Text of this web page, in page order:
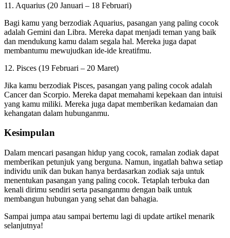
11. Aquarius (20 Januari – 18 Februari)
Bagi kamu yang berzodiak Aquarius, pasangan yang paling cocok
adalah Gemini dan Libra. Mereka dapat menjadi teman yang baik
dan mendukung kamu dalam segala hal. Mereka juga dapat
membantumu mewujudkan ide-ide kreatifmu.
12. Pisces (19 Februari – 20 Maret)
Jika kamu berzodiak Pisces, pasangan yang paling cocok adalah
Cancer dan Scorpio. Mereka dapat memahami kepekaan dan intuisi
yang kamu miliki. Mereka juga dapat memberikan kedamaian dan
kehangatan dalam hubunganmu.
Kesimpulan
Dalam mencari pasangan hidup yang cocok, ramalan zodiak dapat
memberikan petunjuk yang berguna. Namun, ingatlah bahwa setiap
individu unik dan bukan hanya berdasarkan zodiak saja untuk
menentukan pasangan yang paling cocok. Tetaplah terbuka dan
kenali dirimu sendiri serta pasanganmu dengan baik untuk
membangun hubungan yang sehat dan bahagia.
Sampai jumpa atau sampai bertemu lagi di update artikel menarik
selanjutnya!